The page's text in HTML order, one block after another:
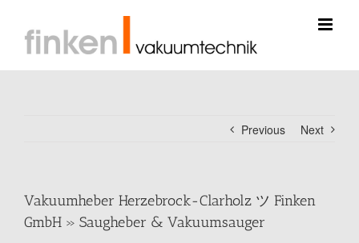
content
Previous Next
Vakuumheber Herzebrock-Clarholz ツ Finken
GmbH » Saugheber & Vakuumsauger